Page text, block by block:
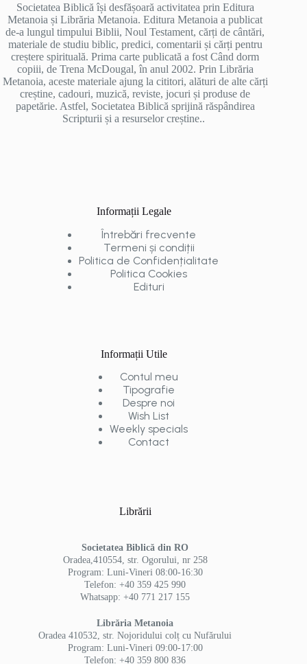
Societatea Biblică își desfășoară activitatea prin Editura
Metanoia și Librăria Metanoia. Editura Metanoia a publicat
de-a lungul timpului Biblii, Noul Testament, cărți de cântări,
materiale de studiu biblic, predici, comentarii și cărți pentru
creștere spirituală. Prima carte publicată a fost Când dorm
copiii, de Trena McDougal, în anul 2002. Prin Librăria
Metanoia, aceste materiale ajung la cititori, alături de alte cărți
creștine, cadouri, muzică, reviste, jocuri și produse de
papetărie. Astfel, Societatea Biblică sprijină răspândirea
Scripturii și a resurselor creștine..
Informații Legale
Întrebări frecvente
Termeni și condiții
Politica de Confidențialitate
Politica Cookies
Edituri
Informații Utile
Contul meu
Tipografie
Despre noi
Wish List
Weekly specials
Contact
Librării
Societatea Biblică din RO
Oradea,410554, str. Ogorului, nr 258
Program: Luni-Vineri 08:00-16:30
Telefon: +40 359 425 990
Whatsapp: +40 771 217 155
Librăria Metanoia
Oradea 410532, str. Nojoridului colț cu Nufărului
Program: Luni-Vineri 09:00-17:00
Telefon: +40 359 800 836